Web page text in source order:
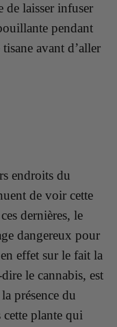
de laisser infuser
pendant
avant d’aller
endroits du
de voir cette
dernières, le
dangereux pour
effet sur le fait la
le cannabis, est
présence du
plante qui